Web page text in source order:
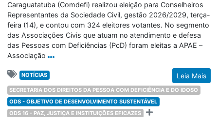
Caraguatatuba (Comdefi) realizou eleição para Conselheiros
Representantes da Sociedade Civil, gestão 2026/2029, terça-
feira (14), e contou com 324 eleitores votantes. No segmento
das Associações Civis que atuam no atendimento e defesa
das Pessoas com Deficiências (PcD) foram eleitas a APAE –
Associação
Leia Mais
NOTÍCIAS
SECRETARIA DOS DIREITOS DA PESSOA COM DEFICIÊNCIA E DO IDOSO
ODS - OBJETIVO DE DESENVOLVIMENTO SUSTENTÁVEL
ODS 16 - PAZ, JUSTIÇA E INSTITUIÇÕES EFICAZES